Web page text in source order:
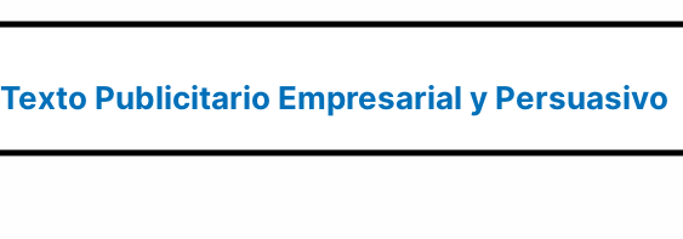
Texto Publicitario Empresarial y Persuasivo